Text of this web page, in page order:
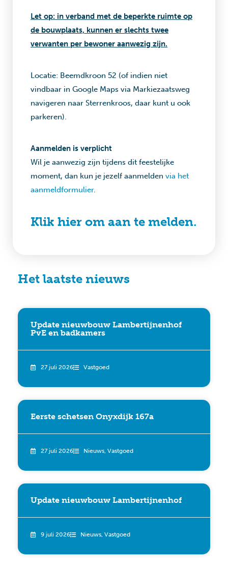
Let op: in verband met de beperkte ruimte op
de bouwplaats, kunnen er slechts twee
verwanten per bewoner aanwezig zijn.
Locatie: Beemdkroon 52 (of indien niet
vindbaar in Google Maps via Markiezaatsweg
navigeren naar Sterrenkroos, daar kunt u ook
parkeren).
Aanmelden is verplicht
Wil je aanwezig zijn tijdens dit feestelijke
moment, dan kun je jezelf aanmelden via het
aanmeldformulier.
Klik hier om aan te melden.
Het laatste nieuws
Update nieuwbouw Lambertijnenhof
PvE en badkamers
27 juli 2026 Vastgoed
Eerste schetsen Onyxdijk 167a
27 juli 2026 Nieuws, Vastgoed
Update nieuwbouw Lambertijnenhof
9 juli 2026 Nieuws, Vastgoed